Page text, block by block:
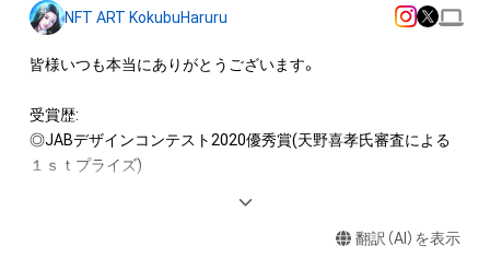
・本アイテムの知的財産権（著作権、特許権、実用新案権、商標
権、意匠権その他の知的財産権）は、本アイテムの作成者によっ
て保護されています。そのため、本アイテムを保有していたと
ん。
・本アイテムの作成者からの事前の同意なしに、上記の「本アイ
テムの保有者が有する権利」の範囲を超えた行為、知的財産権を
れらに限定されません)を行うことはできません。
・本アイテムの購入、売却および利用に関して、購入者、売却者、
NFT ART KokubuHaruru
皆様いつも本当にありがとうございます。
受賞歴:
◎JABデザインコンテスト2020優秀賞(天野喜孝氏審査による
１ｓｔプライズ)
◎『太宰府浪漫』キャラデザイン・原画(声の出演 山寺宏一様)
翻訳（AI）を表示